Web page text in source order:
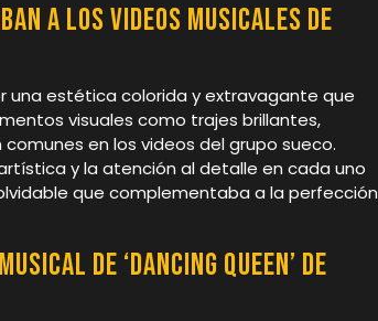
a los videos musicales de
una estética colorida y extravagante que
visuales como trajes brillantes,
en los videos del grupo sueco.
y la atención al detalle en cada uno
que complementaba a la perfección
de ‘Dancing Queen’ de